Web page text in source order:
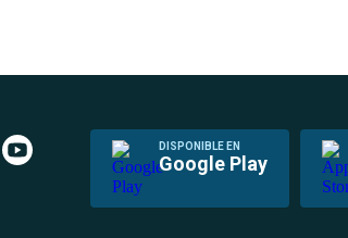
DISPONIBLE EN
Google Play